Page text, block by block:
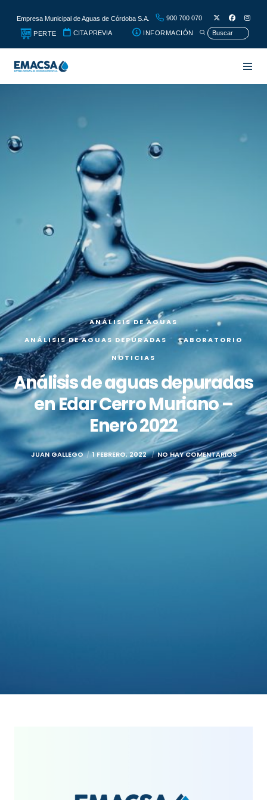
Empresa Municipal de Aguas de Córdoba S.A. 900 700 070
PERTE CITA PREVIA INFORMACIÓN
ANÁLISIS DE AGUAS
ANÁLISIS DE AGUAS DEPURADAS
LABORATORIO
NOTICIAS
Análisis de aguas depuradas
en Edar Cerro Muriano –
Enero 2022
JUAN GALLEGO 1 FEBRERO, 2022 NO HAY COMENTARIOS